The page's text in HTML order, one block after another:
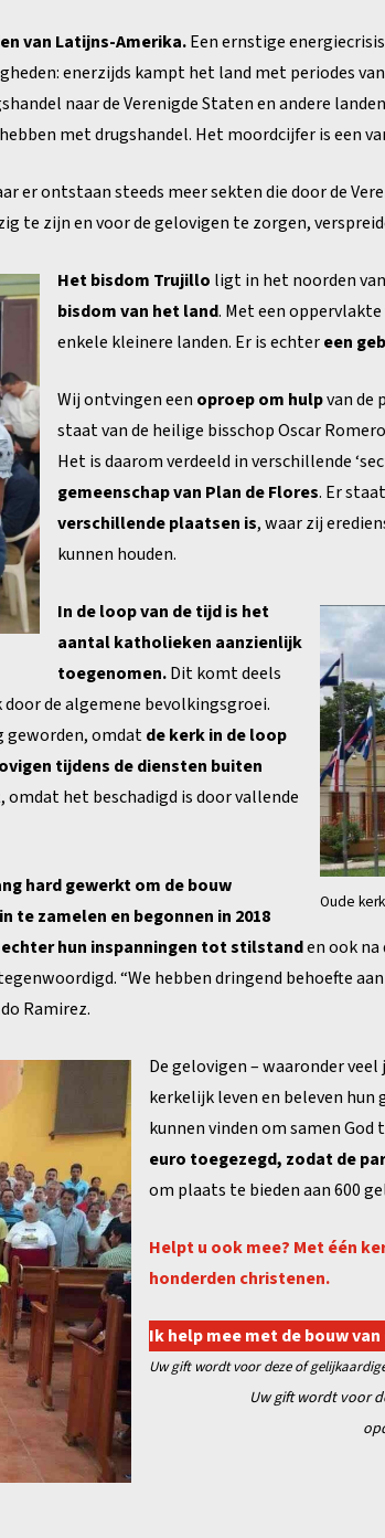
van Latijns-Amerika.Een ernstige
enerzijds kampt het land met periodes
naar de Verenigde Staten en andere
met drugshandel. Het moordcijfer is een
er ontstaan steeds meer sekten die door de
te zijn en voor de gelovigen te zorgen,
Het bisdom Trujillo ligt in het noorden
bisdom van het land. Met een
enkele kleinere landen. Er is echtereen
Wij ontvingen een oproep om hulpvan de
staat van de heilige bisschop Oscar
Het is daarom verdeeld in verschillende
gemeenschap van Plan de Flores. Er
verschillende plaatsen is, waar zij
kunnen houden.
Oude
In de loop van de tijd is het
aantal katholieken aanzienlijk
toegenomen.Dit komt deels
de algemene bevolkingsgroei.
geworden, omdatde kerk in de loop
tijdens de diensten buiten
, omdat het beschadigd is door vallende
hard gewerkt om de bouw
zamelen en begonnen in 2018
hun inspanningen tot stilstanden ook
“We hebben dringend behoefte
Ramirez.
De gelovigen – waaronder
kerkelijk leven en beleven hun
kunnen vinden om samen God
euro toegezegd, zodat de
om plaats te bieden aan 600
Helpt u ook mee? Met één
honderden christenen.
Ik help mee met de bouw
Uw gift wordt voor deze of
Uw gift wordt voor